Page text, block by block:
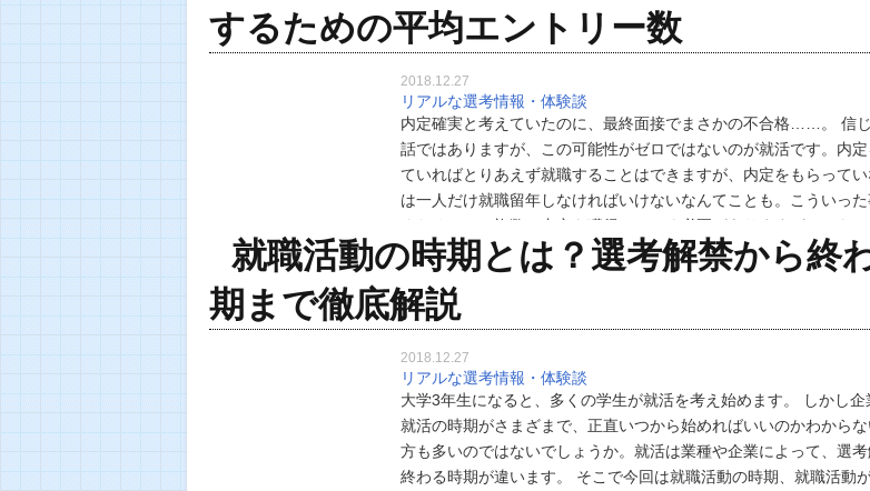
するための平均エントリー数
2018.12.27
リアルな選考情報・体験談
内定確実と考えていたのに、最終面接でまさかの不合格……。 信
話ではありますが、この可能性がゼロではないのが就活です。内定
ていればとりあえず就職することはできますが、内定をもらって
は一人だけ就職留年しなければいけないなんてことも。こういっ
ぐためには、複数の内定を獲得しておく必要がありますが、そもそ
らいのエントリー数があれば内定につながるのでしょうか。 そ…
就職活動の時期とは？選考解禁から終
期まで徹底解説
2018.12.27
リアルな選考情報・体験談
大学3年生になると、多くの学生が就活を考え始めます。 しかし企
就活の時期がさまざまで、正直いつから始めればいいのかわからな
方も多いのではないでしょうか。就活は業種や企業によって、選考
終わる時期が違います。 そこで今回は就職活動の時期、就職活動